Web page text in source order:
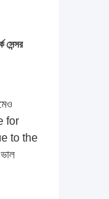
সেন্সর
for
to the